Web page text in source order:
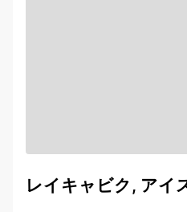
レイキャビク, アイ